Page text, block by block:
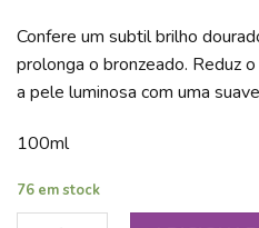
Confere um subtil brilho
prolonga o bronzeado. Reduz
a pele luminosa com uma
100ml
76 em stock